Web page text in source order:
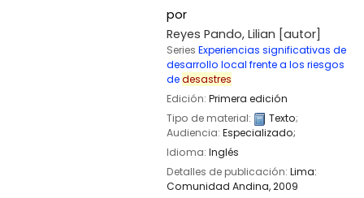
por
Reyes Pando, Lilian [autor]
Series Experiencias significativas de
desarrollo local frente a los riesgos
dedesastres
Edición: Primera edición
Tipo de material:
Texto;
Audiencia: Especializado;
Idioma: Inglés
Detalles de publicación: Lima:
Comunidad Andina,2009